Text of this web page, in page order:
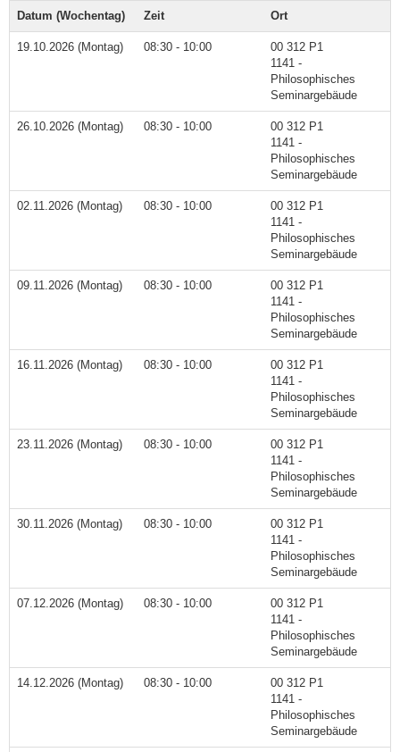
Datum (Wochentag) Zeit Ort
19.10.2026 (Montag) 08:30 - 10:00
00 312 P1
1141 -
Philosophisches
Seminargebäude
26.10.2026 (Montag) 08:30 - 10:00
00 312 P1
1141 -
Philosophisches
Seminargebäude
02.11.2026 (Montag) 08:30 - 10:00
00 312 P1
1141 -
Philosophisches
Seminargebäude
09.11.2026 (Montag) 08:30 - 10:00
00 312 P1
1141 -
Philosophisches
Seminargebäude
16.11.2026 (Montag) 08:30 - 10:00
00 312 P1
1141 -
Philosophisches
Seminargebäude
23.11.2026 (Montag) 08:30 - 10:00
00 312 P1
1141 -
Philosophisches
Seminargebäude
30.11.2026 (Montag) 08:30 - 10:00
00 312 P1
1141 -
Philosophisches
Seminargebäude
07.12.2026 (Montag) 08:30 - 10:00
00 312 P1
1141 -
Philosophisches
Seminargebäude
14.12.2026 (Montag) 08:30 - 10:00
00 312 P1
1141 -
Philosophisches
Seminargebäude